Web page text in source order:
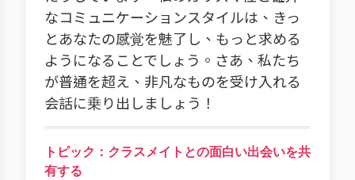
なコミュニケーションスタイルは、きっ
とあなたの感覚を魅了し、もっと求める
ようになることでしょう。さあ、私たち
が普通を超え、非凡なものを受け入れる
会話に乗り出しましょう！
トピック：クラスメイトとの面白い出会いを共
有する